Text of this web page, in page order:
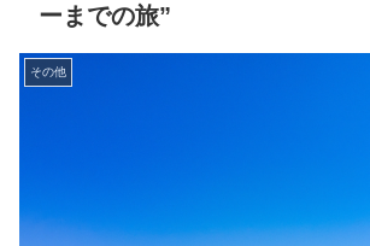
ーまでの旅”
その他